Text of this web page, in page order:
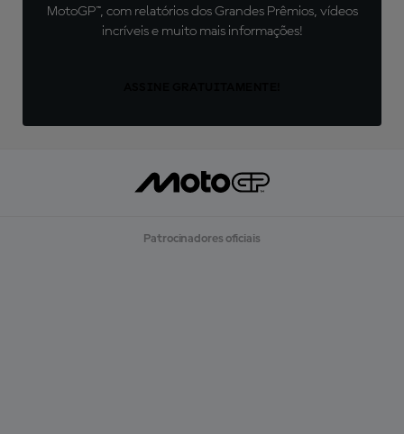
MotoGP™, com relatórios dos Grandes Prêmios, vídeos
incríveis e muito mais informações!
Patrocinadores oficiais